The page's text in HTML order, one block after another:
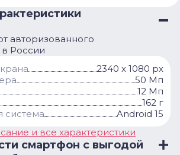
авторизованного
России
2340 x 1080 px
50 Мп
12 Мп
162 г
система
Android 15
и все характеристики
смартфон с выгодой